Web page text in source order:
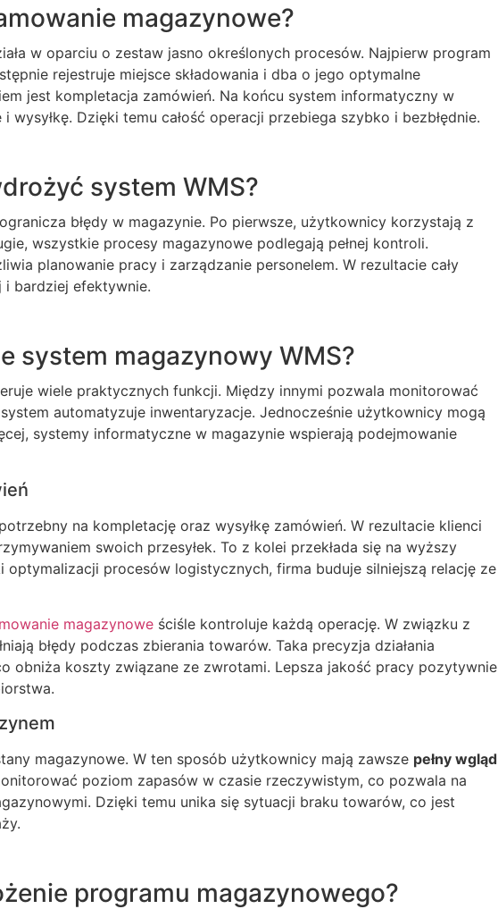
magazynowe?
w oparciu o zestaw jasno określonych procesów. Najpierw program
rejestruje miejsce składowania i dba o jego optymalne
jest kompletacja zamówień. Na końcu system informatyczny w
wysyłkę. Dzięki temu całość operacji przebiega szybko i bezbłędnie.
system WMS?
błędy w magazynie. Po pierwsze, użytkownicy korzystają z
wszystkie procesy magazynowe podlegają pełnej kontroli.
planowanie pracy i zarządzanie personelem. W rezultacie cały
i bardziej efektywnie.
system magazynowy WMS?
wiele praktycznych funkcji. Między innymi pozwala monitorować
automatyzuje inwentaryzacje. Jednocześnie użytkownicy mogą
systemy informatyczne w magazynie wspierają podejmowanie
na kompletację oraz wysyłkę zamówień. W rezultacie klienci
swoich przesyłek. To z kolei przekłada się na wyższy
optymalizacji procesów logistycznych, firma buduje silniejszą relację ze
magazynowe ściśle kontroluje każdą operację. W związku z
błędy podczas zbierania towarów. Taka precyzja działania
obniża koszty związane ze zwrotami. Lepsza jakość pracy pozytywnie
magazynowe. W ten sposób użytkownicy mają zawsze pełny wgląd
poziom zapasów w czasie rzeczywistym, co pozwala na
Dzięki temu unika się sytuacji braku towarów, co jest
programu magazynowego?